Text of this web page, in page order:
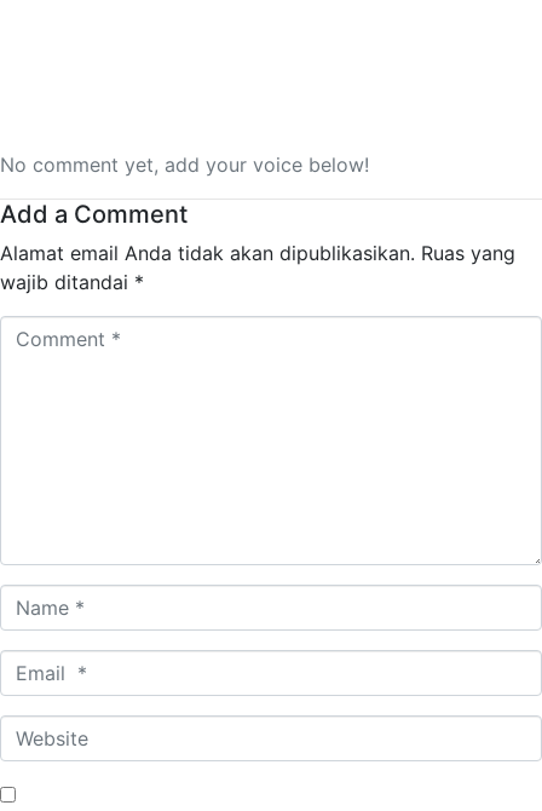
No comment yet, add your voice below!
Add a Comment
Alamat email Anda tidak akan dipublikasikan. Ruas yang
wajib ditandai *
Comment
Name
*
Email
*
Website